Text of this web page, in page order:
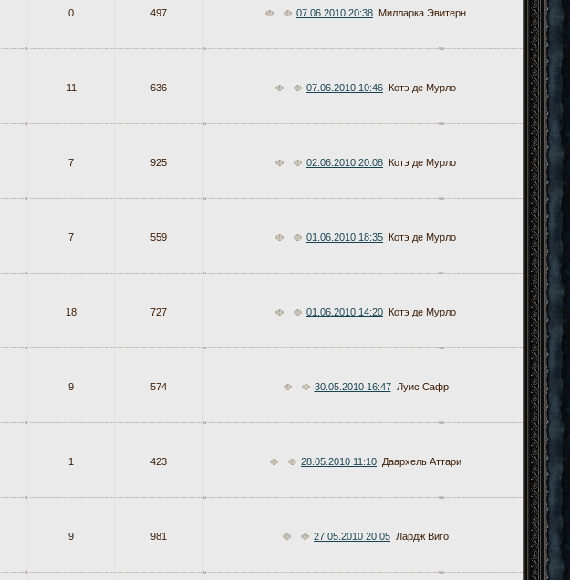
0 497 07.06.2010 20:38 Милларка Эвитерн
11 636 07.06.2010 10:46 Котэ де Мурло
7 925 02.06.2010 20:08 Котэ де Мурло
7 559 01.06.2010 18:35 Котэ де Мурло
18 727 01.06.2010 14:20 Котэ де Мурло
9 574 30.05.2010 16:47 Луис Сафр
1 423 28.05.2010 11:10 Даархель Аттари
9 981 27.05.2010 20:05 Лардж Виго